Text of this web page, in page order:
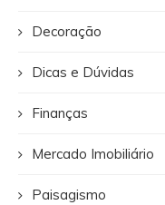
Decoração
Dicas e Dúvidas
Finanças
Mercado Imobiliário
Paisagismo